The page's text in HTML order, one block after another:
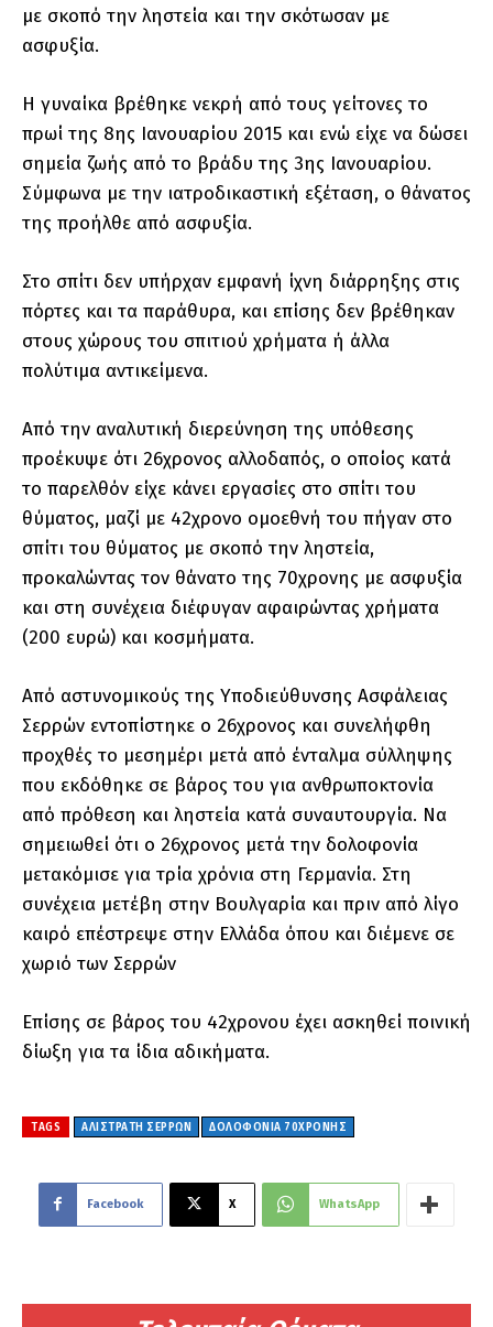
με σκοπό την ληστεία και την σκότωσαν με
ασφυξία.
Η γυναίκα βρέθηκε νεκρή από τους γείτονες το
πρωί της 8ης Ιανουαρίου 2015 και ενώ είχε να δώσει
σημεία ζωής από το βράδυ της 3ης Ιανουαρίου.
Σύμφωνα με την ιατροδικαστική εξέταση, ο θάνατος
της προήλθε από ασφυξία.
Στο σπίτι δεν υπήρχαν εμφανή ίχνη διάρρηξης στις
πόρτες και τα παράθυρα, και επίσης δεν βρέθηκαν
στους χώρους του σπιτιού χρήματα ή άλλα
πολύτιμα αντικείμενα.
Από την αναλυτική διερεύνηση της υπόθεσης
προέκυψε ότι 26χρονος αλλοδαπός, ο οποίος κατά
το παρελθόν είχε κάνει εργασίες στο σπίτι του
θύματος, μαζί με 42χρονο ομοεθνή του πήγαν στο
σπίτι του θύματος με σκοπό την ληστεία,
προκαλώντας τον θάνατο της 70χρονης με ασφυξία
και στη συνέχεια διέφυγαν αφαιρώντας χρήματα
(200 ευρώ) και κοσμήματα.
Από αστυνομικούς της Υποδιεύθυνσης Ασφάλειας
Σερρών εντοπίστηκε ο 26χρονος και συνελήφθη
προχθές το μεσημέρι μετά από ένταλμα σύλληψης
που εκδόθηκε σε βάρος του για ανθρωποκτονία
από πρόθεση και ληστεία κατά συναυτουργία. Να
σημειωθεί ότι ο 26χρονος μετά την δολοφονία
μετακόμισε για τρία χρόνια στη Γερμανία. Στη
συνέχεια μετέβη στην Βουλγαρία και πριν από λίγο
καιρό επέστρεψε στην Ελλάδα όπου και διέμενε σε
χωριό των Σερρών
Επίσης σε βάρος του 42χρονου έχει ασκηθεί ποινική
δίωξη για τα ίδια αδικήματα.
TAGS ΑΛΙΣΤΡΑΤΗ ΣΕΡΡΩΝ ΔΟΛΟΦΟΝΙΑ 70ΧΡΟΝΗΣ
Facebook X WhatsApp